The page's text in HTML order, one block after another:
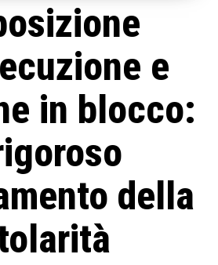
e
in blocco:
della